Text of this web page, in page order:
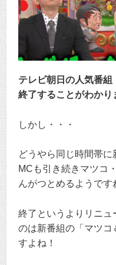
テレビ朝日の人気番
終了することがわかり
しかし・・・
どうやら同じ時間帯に
MCも引き続きマツコ
んがつとめるようです
終了というよりリニュ
のは新番組の「マツ
すよね！